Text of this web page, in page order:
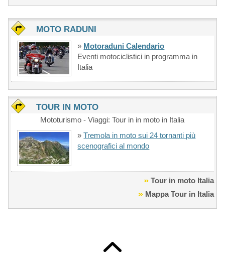
MOTO RADUNI
» Motoraduni Calendario
Eventi motociclistici in programma in
Italia
TOUR IN MOTO
Mototurismo - Viaggi: Tour in in moto in Italia
»Tremola in moto sui 24 tornanti più
scenografici al mondo
Tour in moto Italia
Mappa Tour in Italia